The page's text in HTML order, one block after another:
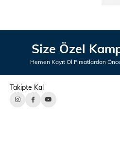
Size Özel
Hemen Kayıt Ol Fırsatlardan
Takipte Kal